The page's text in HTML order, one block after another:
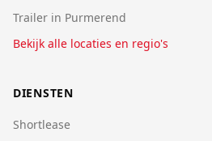
Trailer in Purmerend
Bekijk alle locaties en regio's
DIENSTEN
Shortlease